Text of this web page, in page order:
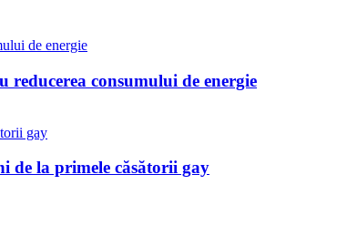
reducerea consumului de energie
de la primele căsătorii gay